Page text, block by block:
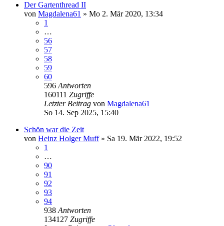
Der Gartenthread II
von Magdalena61 » Mo 2. Mär 2020, 13:34
1
…
56
57
58
59
60
596 Antworten
160111 Zugriffe
Letzter Beitrag von Magdalena61
So 14. Sep 2025, 15:40
Schön war die Zeit
von Heinz Holger Muff» Sa 19. Mär 2022, 19:52
1
…
90
91
92
93
94
938 Antworten
134127 Zugriffe